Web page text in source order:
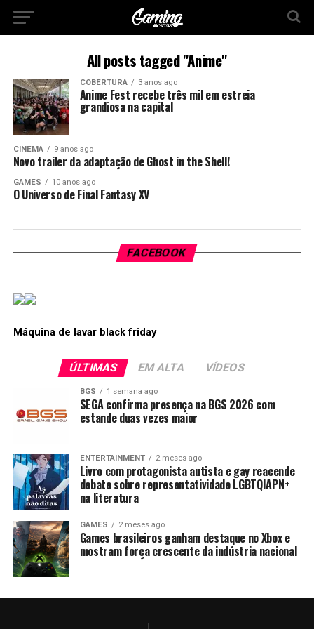
All posts tagged "Anime"
COBERTURA 3 anos ago
Anime Fest recebe três mil em estreia
grandiosa na capital
CINEMA 9 anos ago
Novo trailer da adaptação de Ghost in the Shell!
GAMES 10 anos ago
O Universo de Final Fantasy XV
FACEBOOK
Máquina de lavar black friday
ÚLTIMAS EM ALTA VÍDEOS
BGS 1 semana ago
SEGA confirma presença na BGS 2026 com
estande duas vezes maior
ENTERTAINMENT 2 meses ago
Livro com protagonista autista e gay reacende
debate sobre representatividade LGBTQIAPN+
na literatura
GAMES 2 meses ago
Games brasileiros ganham destaque no Xbox e
mostram força crescente da indústria nacional